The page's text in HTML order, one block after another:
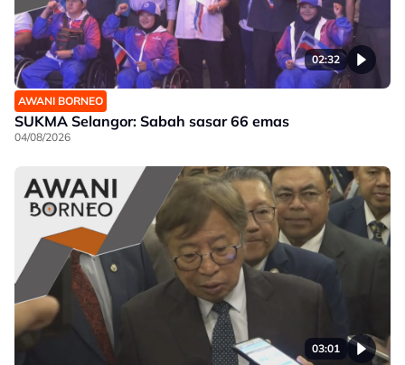
02:32
AWANI BORNEO
SUKMA Selangor: Sabah sasar 66 emas
04/08/2026
03:01